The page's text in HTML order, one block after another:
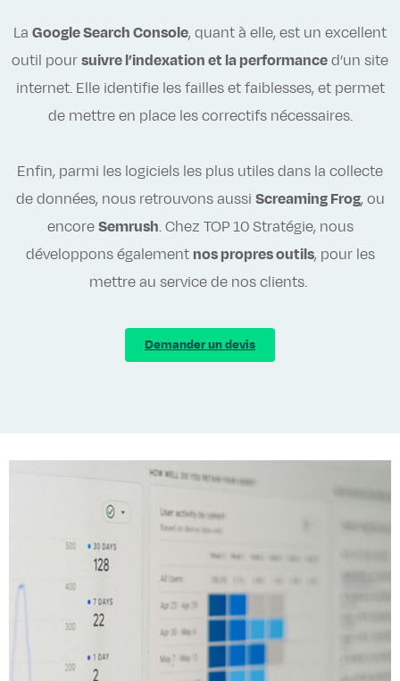
La Google Search Console, quant à elle, est un excellent
outil pour suivre l’indexation et la performance d’un site
internet. Elle identifie les failles et faiblesses, et permet
de mettre en place les correctifs nécessaires.
Enfin, parmi les logiciels les plus utiles dans la collecte
de données, nous retrouvons aussi Screaming Frog, ou
encore Semrush. Chez TOP 10 Stratégie, nous
développons également nos propres outils, pour les
mettre au service de nos clients.
Demander un devis